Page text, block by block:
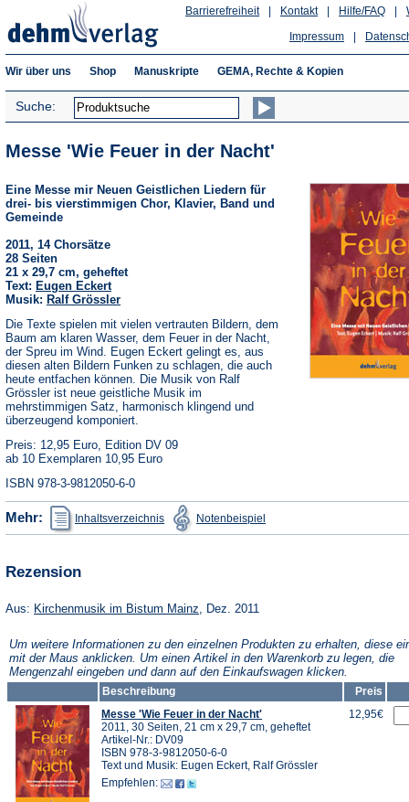
Hilfe/FAQ
Kontakt
Barrierefreiheit
Impressum
Wir über uns Shop Manuskripte GEMA, Rechte & Kopien
Suche:
Messe 'Wie Feuer in der Nacht'
Eine Messe mir Neuen Geistlichen Liedern für
drei- bis vierstimmigen Chor, Klavier, Band und
Gemeinde
2011, 14 Chorsätze
28 Seiten
21 x 29,7 cm, geheftet
Text: Eugen Eckert
Musik: Ralf Grössler
Die Texte spielen mit vielen vertrauten Bildern, dem
Baum am klaren Wasser, dem Feuer in der Nacht,
der Spreu im Wind. Eugen Eckert gelingt es, aus
diesen alten Bildern Funken zu schlagen, die auch
heute entfachen können. Die Musik von Ralf
Grössler ist neue geistliche Musik im
mehrstimmigen Satz, harmonisch klingend und
überzeugend komponiert.
Preis: 12,95 Euro, Edition DV 09
ab 10 Exemplaren 10,95 Euro
ISBN 978-3-9812050-6-0
Mehr: Inhaltsverzeichnis
(Öffnet
in
einem
Notenbeispiel in
einem
Rezension
Aus: Kirchenmusik im Bistum Mainz (Öffnet
neuen
Tab)
, Dez. 2011
Um weitere Informationen zu den einzelnen Produkten zu erhalten, diese
mit der Maus anklicken. Um einen Artikel in den Warenkorb zu legen, die
Mengenzahl eingeben und dann auf den Einkaufswagen klicken.
Beschreibung
Preis
Messe 'Wie Feuer in der Nacht'
2011, 30 Seiten, 21 cm x 29,7 cm, geheftet
Artikel-Nr.: DV09
ISBN 978-3-9812050-6-0
Text und Musik: Eugen Eckert, Ralf Grössler
Empfehlen:
12,95€